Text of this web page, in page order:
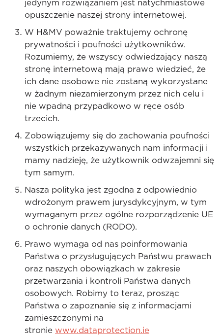
jedynym rozwiązaniem jest natychmiastowe
opuszczenie naszej strony internetowej.
W H&MV poważnie traktujemy ochronę
prywatności i poufności użytkowników.
Rozumiemy, że wszyscy odwiedzający naszą
stronę internetową mają prawo wiedzieć, że
ich dane osobowe nie zostaną wykorzystane
w żadnym niezamierzonym przez nich celu i
nie wpadną przypadkowo w ręce osób
trzecich.
Zobowiązujemy się do zachowania poufności
wszystkich przekazywanych nam informacji i
mamy nadzieję, że użytkownik odwzajemni się
tym samym.
Nasza polityka jest zgodna z odpowiednio
wdrożonym prawem jurysdykcyjnym, w tym
wymaganym przez ogólne rozporządzenie UE
o ochronie danych (RODO).
Prawo wymaga od nas poinformowania
Państwa o przysługujących Państwu prawach
oraz naszych obowiązkach w zakresie
przetwarzania i kontroli Państwa danych
osobowych. Robimy to teraz, prosząc
Państwa o zapoznanie się z informacjami
zamieszczonymi na
stronie www.dataprotection.ie